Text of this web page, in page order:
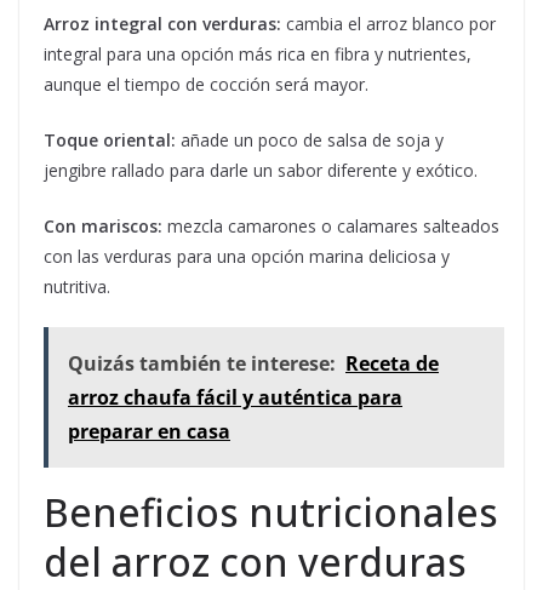
Arroz integral con verduras: cambia el arroz blanco por
integral para una opción más rica en fibra y nutrientes,
aunque el tiempo de cocción será mayor.
Toque oriental: añade un poco de salsa de soja y
jengibre rallado para darle un sabor diferente y exótico.
Con mariscos: mezcla camarones o calamares salteados
con las verduras para una opción marina deliciosa y
nutritiva.
Quizás también te interese: Receta de
arroz chaufa fácil y auténtica para
preparar en casa
Beneficios nutricionales
del arroz con verduras